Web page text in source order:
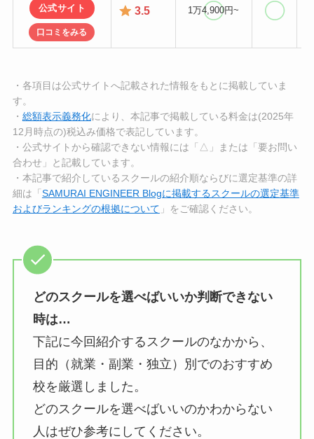
公式サイト
口コミをみる
3.5 1万4,900円~
・各項目は公式サイトへ記載された情報をもとに掲載していま
す。
・ 総額表示義務化により、本記事で掲載している料金は(2025年
12月時点の)税込み価格で表記しています。
・公式サイトから確認できない情報には「△」または「要お問い
合わせ」と記載しています。
・本記事で紹介しているスクールの紹介順ならびに選定基準の詳
細は「 SAMURAI ENGINEER Blogに掲載するスクールの選定基準
およびランキングの根拠について 」をご確認ください。
どのスクールを選べばいいか判断できない
時は…
下記に今回紹介するスクールのなかから、
目的（就業・副業・独立）別でのおすすめ
校を厳選しました。
どのスクールを選べばいいのかわからない
人はぜひ参考にしてください。